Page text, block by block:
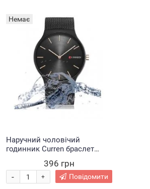
Немає
Наручний чоловічий
годинник Curren браслет
396 грн
+
- Повідомити